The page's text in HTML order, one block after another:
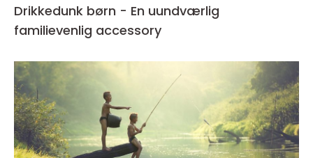
Drikkedunk børn - En uundværlig
familievenlig accessory